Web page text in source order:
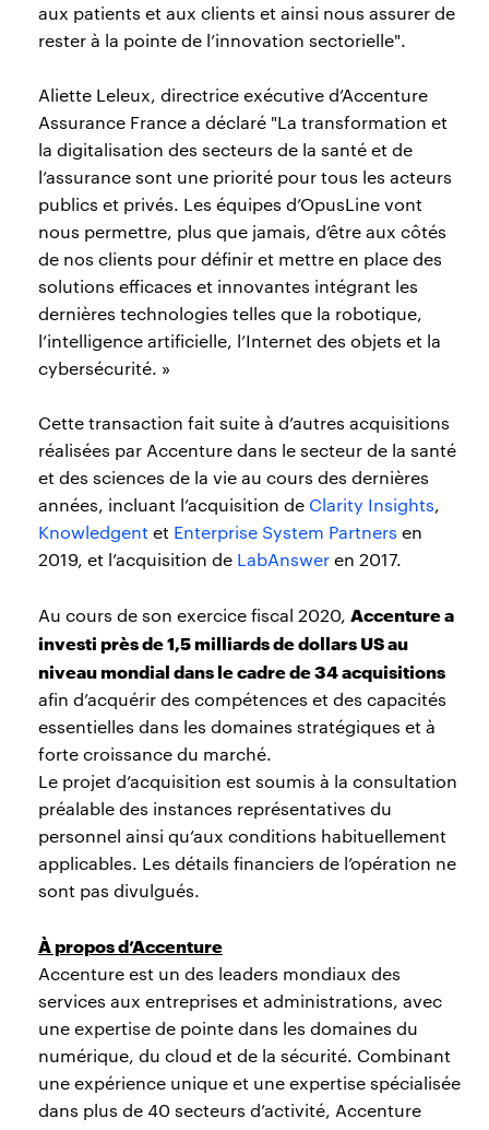
aux patients et aux clients et ainsi nous assurer de
rester à la pointe de l’innovation sectorielle".
Aliette Leleux, directrice exécutive d’Accenture
Assurance France a déclaré "La transformation et
la digitalisation des secteurs de la santé et de
l’assurance sont une priorité pour tous les acteurs
publics et privés. Les équipes d’OpusLine vont
nous permettre, plus que jamais, d’être aux côtés
de nos clients pour définir et mettre en place des
solutions efficaces et innovantes intégrant les
dernières technologies telles que la robotique,
l’intelligence artificielle, l’Internet des objets et la
cybersécurité. »
Cette transaction fait suite à d’autres acquisitions
réalisées par Accenture dans le secteur de la santé
et des sciences de la vie au cours des dernières
années, incluant l’acquisition de Clarity Insights,
Knowledgent et Enterprise System Partners en
2019, et l’acquisition de LabAnsweren 2017.
Au cours de son exercice fiscal 2020, Accenture a
investi près de 1,5 milliards de dollars US au
niveau mondial dans le cadre de 34 acquisitions
afin d’acquérir des compétences et des capacités
essentielles dans les domaines stratégiques et à
forte croissance du marché.
Le projet d’acquisition est soumis à la consultation
préalable des instances représentatives du
personnel ainsi qu’aux conditions habituellement
applicables. Les détails financiers de l’opération ne
sont pas divulgués.
À propos d’Accenture
Accenture est un des leaders mondiaux des
services aux entreprises et administrations, avec
une expertise de pointe dans les domaines du
numérique, du cloud et de la sécurité. Combinant
une expérience unique et une expertise spécialisée
dans plus de 40 secteurs d’activité, Accenture